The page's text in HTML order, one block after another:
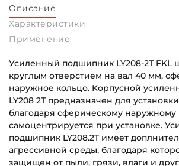
Описание
Характеристики
Применение
Усиленный подшипник LY208-2T FKL
круглым отверстием на вал 40 мм,
наружное кольцо. Корпусной
LY208 2T предназначен для
благодаря сферическому наружному
самоцентрируется при установке.
подшипник LY208.2T имеет
агрессивной среды, благодаря
защищен от пыли, грязи, влаги и